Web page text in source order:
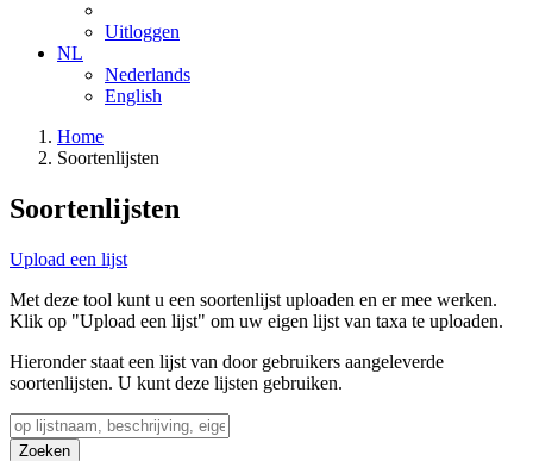
Uitloggen
NL
Nederlands
English
Home
Soortenlijsten
Soortenlijsten
Upload een lijst
Met deze tool kunt u een soortenlijst uploaden en er mee werken.
Klik op "Upload een lijst" om uw eigen lijst van taxa te uploaden.
Hieronder staat een lijst van door gebruikers aangeleverde
soortenlijsten. U kunt deze lijsten gebruiken.
Zoeken